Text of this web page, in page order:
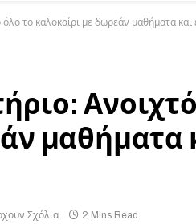
το καλοκαίρι με δωρεάν μαθήματα και
μαθήματα
Σχόλια 2 Mins Read